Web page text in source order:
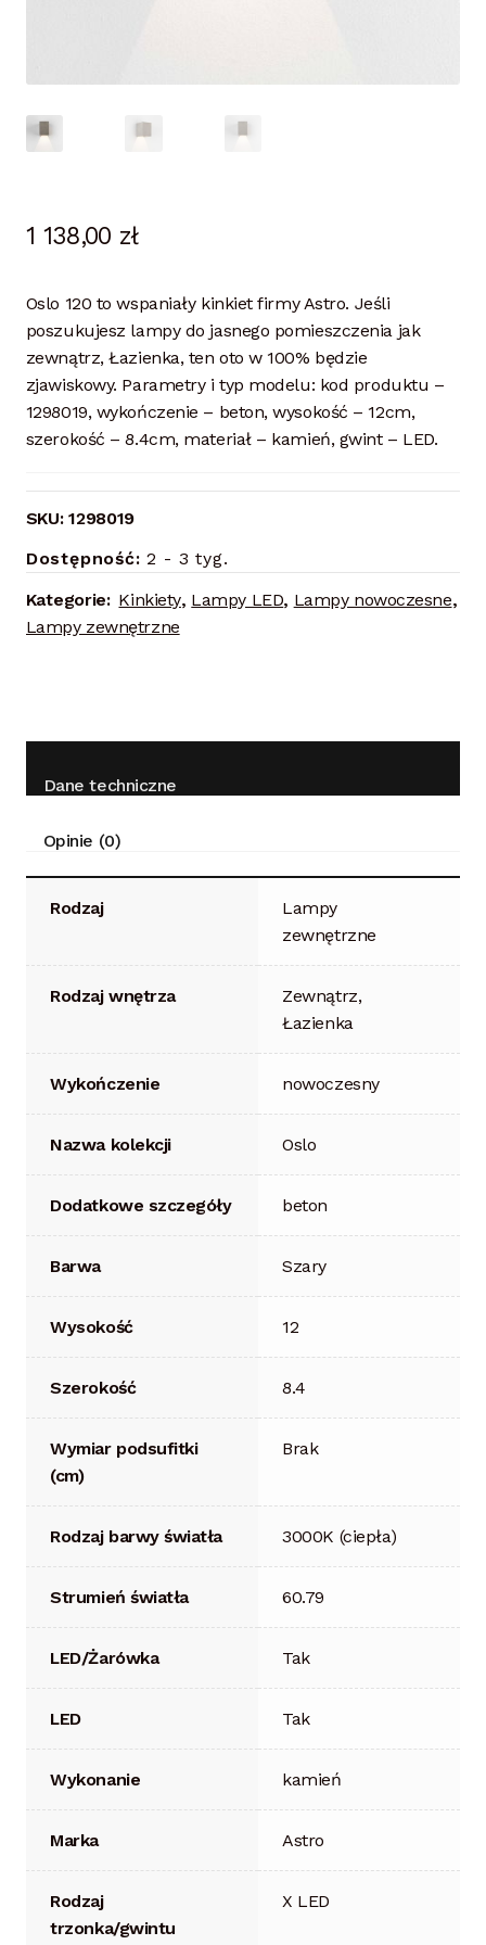
1 138,00 zł
Oslo 120 to wspaniały kinkiet firmy Astro. Jeśli
poszukujesz lampy do jasnego pomieszczenia jak
zewnątrz, Łazienka, ten oto w 100% będzie
zjawiskowy. Parametry i typ modelu: kod produktu –
1298019, wykończenie – beton, wysokość – 12cm,
szerokość – 8.4cm, materiał – kamień, gwint – LED.
SKU:1298019
Dostępność: 2 - 3 tyg.
Kategorie: Kinkiety, Lampy LED, Lampy nowoczesne,
Lampy zewnętrzne
Dane techniczne
Opinie (0)
Rodzaj
Lampy
zewnętrzne
Rodzaj wnętrza
Zewnątrz,
Łazienka
Wykończenie nowoczesny
Nazwa kolekcji Oslo
Dodatkowe szczegóły beton
Barwa Szary
Wysokość 12
Szerokość 8.4
Wymiar podsufitki
(cm)
Brak
Rodzaj barwy światła 3000K (ciepła)
Strumień światła 60.79
LED/Żarówka Tak
LED Tak
Wykonanie kamień
Marka Astro
Rodzaj
trzonka/gwintu
X LED